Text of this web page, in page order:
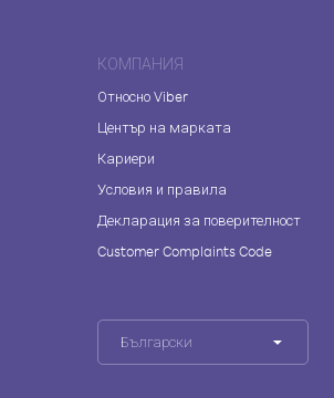
КОМПАНИЯ
Относно Viber
Център на марката
Кариери
Условия и правила
Декларация за поверителност
Customer Complaints Code
Български